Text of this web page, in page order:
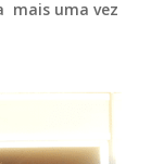
mais uma vez